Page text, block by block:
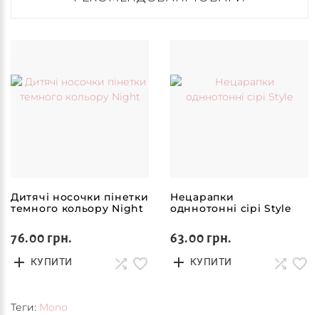
Дитячі носочки пінетки
темного кольору Night
76.00 грн.
КУПИТИ
Нецарапки
одннотонні сірі Style
63.00 грн.
КУПИТИ
Теги: Mono